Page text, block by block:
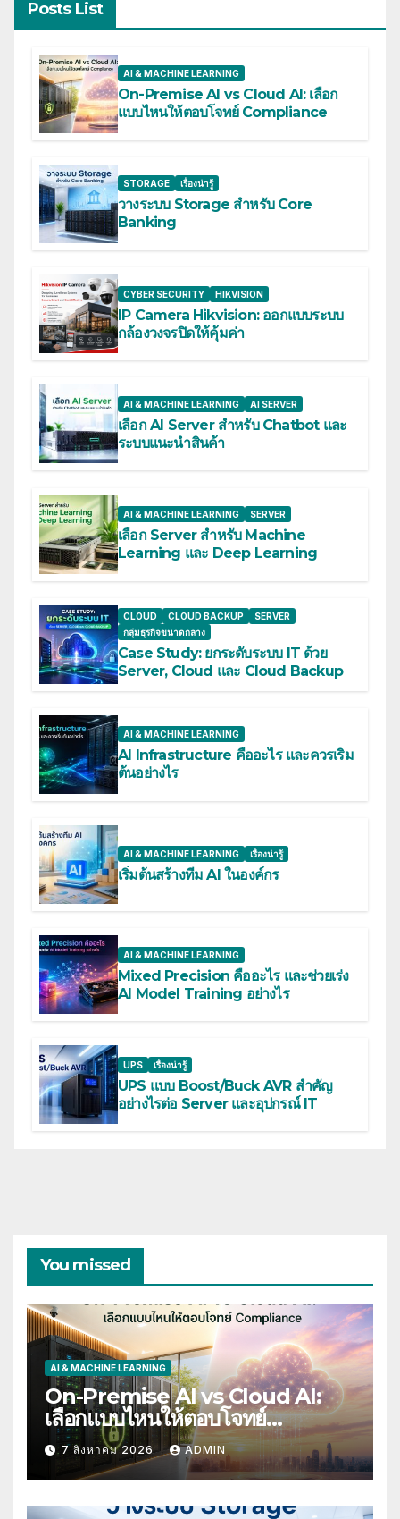
Posts List
AI & MACHINE LEARNING
On-Premise AI vs Cloud AI: เลือก
แบบไหนให้ตอบโจทย์ Compliance
STORAGE เรื่องน่ารู้
วางระบบ Storage สำหรับ Core
Banking
CYBER SECURITY HIKVISION
IP Camera Hikvision: ออกแบบระบบ
กล้องวงจรปิดให้คุ้มค่า
AI & MACHINE LEARNING AI SERVER
เลือก AI Server สำหรับ Chatbot และ
ระบบแนะนำสินค้า
AI & MACHINE LEARNING SERVER
เลือก Server สำหรับ Machine
Learning และ Deep Learning
CLOUD CLOUD BACKUP
SERVER
กลุ่มธุรกิจขนาดกลาง
Case Study: ยกระดับระบบ IT ด้วย
Server, Cloud และ Cloud Backup
AI & MACHINE LEARNING
AI Infrastructure คืออะไร และควรเริ่ม
ต้นอย่างไร
AI & MACHINE LEARNING เรื่องน่ารู้
เริ่มต้นสร้างทีม AI ในองค์กร
AI & MACHINE LEARNING
Mixed Precision คืออะไร และช่วยเร่ง
AI Model Training อย่างไร
UPS เรื่องน่ารู้
UPS แบบ Boost/Buck AVR สำคัญ
อย่างไรต่อ Server และอุปกรณ์ IT
You missed
AI & MACHINE LEARNING
On-Premise AI vs Cloud AI:
เลือกแบบไหนให้ตอบโจทย์
Compliance
7 สิงหาคม 2026 ADMIN